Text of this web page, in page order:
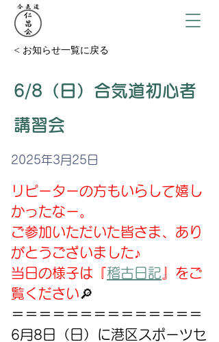
< お知らせ一覧に戻る
6/8（日）合気道初心者
講習会
2025年3月25日
リピーターの方もいらして嬉し
かったなー。
ご参加いただいた皆さま、あり
がとうございました♪
当日の様子は『 稽古日記 』をご
覧ください🔎
＝＝＝＝＝＝＝＝＝＝＝＝＝＝
6月8日（日）に港区スポーツセ